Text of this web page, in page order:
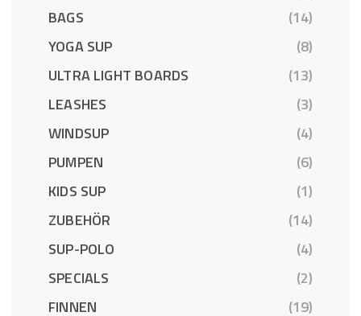
BAGS
(14)
YOGA SUP
(8)
ULTRA LIGHT BOARDS
(13)
LEASHES
(3)
WINDSUP
(4)
PUMPEN
(6)
KIDS SUP
(1)
ZUBEHÖR
(14)
SUP-POLO
(4)
SPECIALS
(2)
FINNEN
(19)